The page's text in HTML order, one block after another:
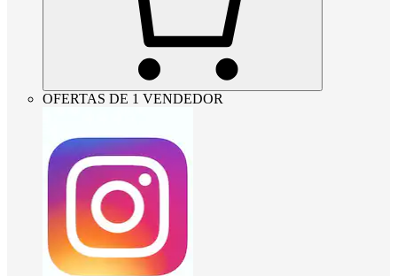
OFERTAS DE 1 VENDEDOR